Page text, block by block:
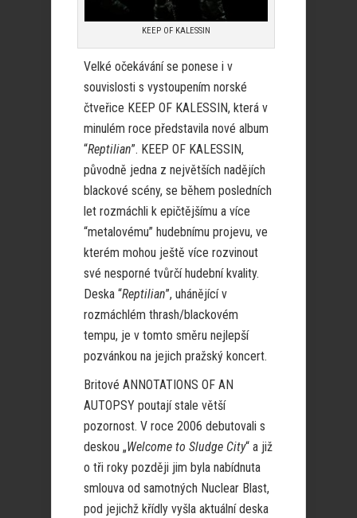
KEEP OF KALESSIN
Velké očekávání se ponese i v
souvislosti s vystoupením norské
čtveřice KEEP OF KALESSIN, která v
minulém roce představila nové album
“Reptilian”. KEEP OF KALESSIN,
původně jedna z největších nadějích
blackové scény, se během posledních
let rozmáchli k epičtějšímu a více
“metalovému” hudebnímu projevu, ve
kterém mohou ještě více rozvinout
své nesporné tvůrčí hudební kvality.
Deska “Reptilian”, uhánějící v
rozmáchlém thrash/blackovém
tempu, je v tomto směru nejlepší
pozvánkou na jejich pražský koncert.
Britové ANNOTATIONS OF AN
AUTOPSY poutají stale větší
pozornost. V roce 2006 debutovali s
deskou „Welcome to Sludge City“ a již
o tři roky později jim byla nabídnuta
smlouva od samotných Nuclear Blast,
pod jejichž křídly vyšla aktuální deska